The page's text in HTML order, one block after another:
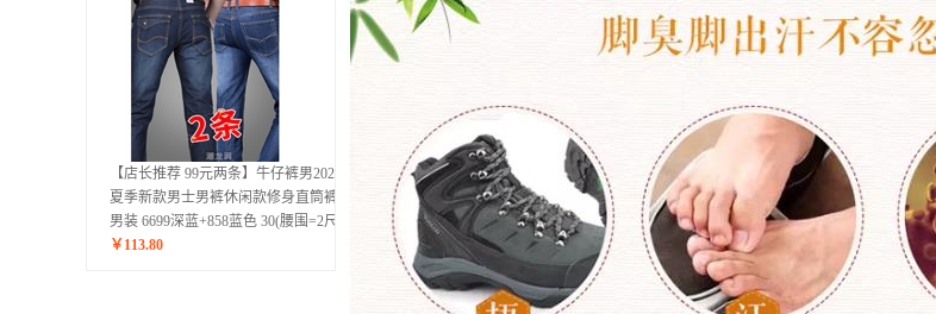
【店长推荐 99元两条】牛仔裤男2020春
夏季新款男士男裤休闲款修身直筒裤子
男装 6699深蓝+858蓝色 30(腰围=2尺3)
￥ 113.80